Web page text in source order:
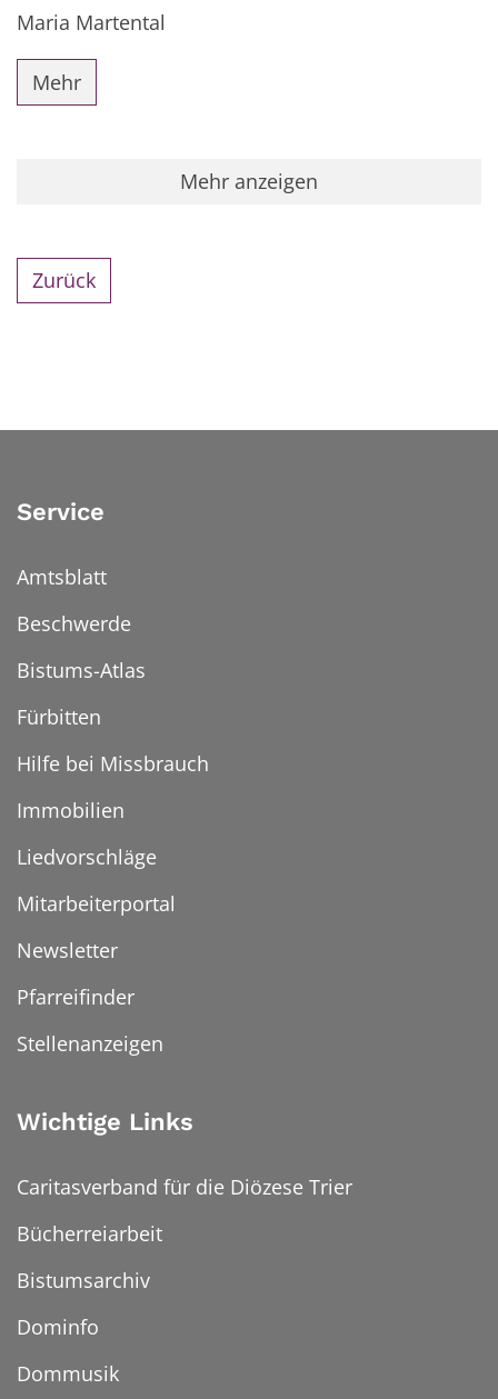
Maria Martental
Mehr
Mehr anzeigen
Zurück
Service
Amtsblatt
Beschwerde
Bistums-Atlas
Fürbitten
Hilfe bei Missbrauch
Immobilien
Liedvorschläge
Mitarbeiterportal
Newsletter
Pfarreifinder
Stellenanzeigen
Wichtige Links
Caritasverband für die Diözese Trier
Bücherreiarbeit
Bistumsarchiv
Dominfo
Dommusik